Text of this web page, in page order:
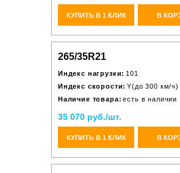
КУПИТЬ В 1 КЛИК В
265/35R21
Индекс нагрузки: 101
Индекс скорости: Y(до 300 км/ч)
Наличие товара: есть в наличии
35 070 руб./шт.
КУПИТЬ В 1 КЛИК В